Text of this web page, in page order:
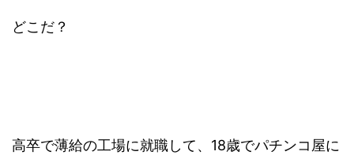
どこだ？
高卒で薄給の工場に就職して、18歳でパチンコ屋に